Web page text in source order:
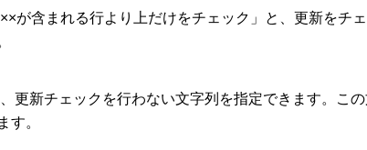
が含まれる行より上だけをチェック」と、更新をチ
更新チェックを行わない文字列を指定できます。こ
す。